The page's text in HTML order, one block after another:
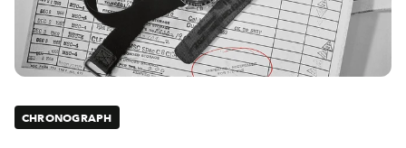
CHRONOGRAPH